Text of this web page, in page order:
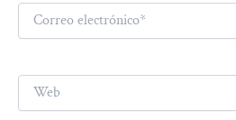
Correo
electrónico*
Web